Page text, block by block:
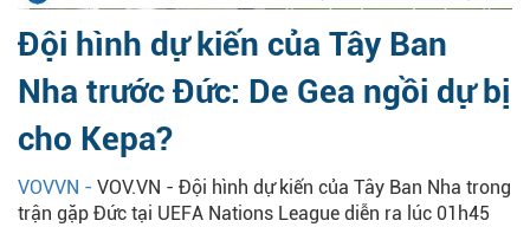
Đội hình dự kiến của Tây Ban
Nha trước Đức: De Gea ngồi dự bị
cho Kepa?
VOVVN - VOV.VN - Đội hình dự kiến của Tây Ban Nha trong
trận gặp Đức tại UEFA Nations League diễn ra lúc 01h45